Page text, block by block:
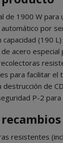
de 1900 W para
por
(190
acero especial
para facilitar el
destrucción de
P-2
resistentes